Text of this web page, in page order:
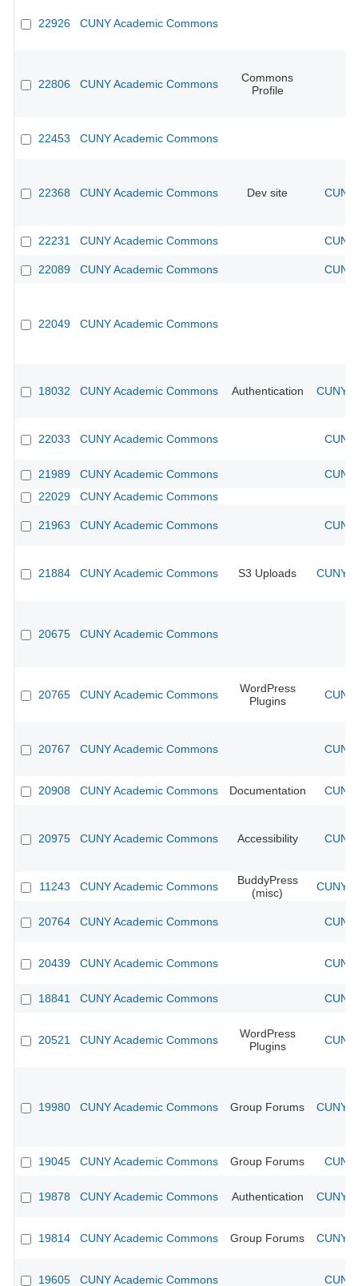
22926 CUNY Academic Commons
22806 CUNY Academic Commons
Commons
Profile
22453 CUNY Academic Commons
22368 CUNY Academic Commons Dev site
22231 CUNY Academic Commons
22089 CUNY Academic Commons
22049 CUNY Academic Commons
18032 CUNY Academic Commons Authentication CUNY
22033 CUNY Academic Commons
21989 CUNY Academic Commons
22029
CUNY Academic Commons
21963 CUNY Academic Commons
21884 CUNY Academic Commons S3 Uploads CUNY
20675 CUNY Academic Commons
20765 CUNY Academic Commons
WordPress
Plugins
20767 CUNY Academic Commons
20908 CUNY Academic Commons Documentation
20975 CUNY Academic Commons Accessibility
11243 CUNY Academic Commons
BuddyPress
(misc)
CUNY
20764 CUNY Academic Commons
20439 CUNY Academic Commons
18841 CUNY Academic Commons
20521 CUNY Academic Commons
WordPress
Plugins
19980 CUNY Academic Commons Group Forums CUNY
19045 CUNY Academic Commons Group Forums
19878 CUNY Academic Commons Authentication CUNY
19814 CUNY Academic Commons Group Forums CUNY
19605 CUNY Academic Commons